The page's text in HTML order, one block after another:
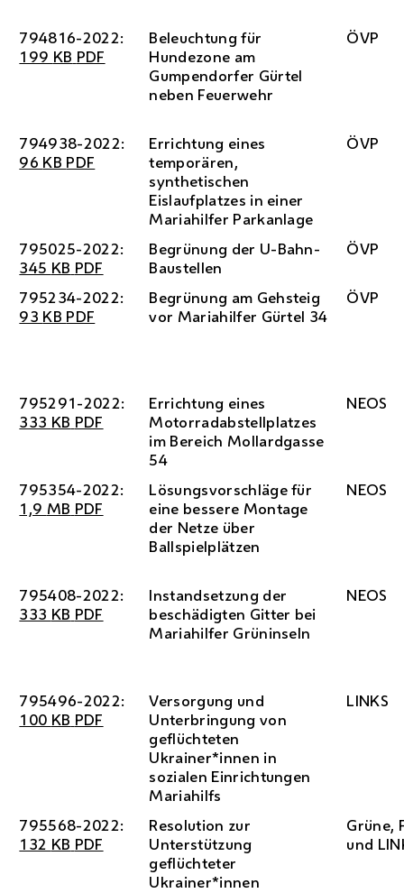
794816-2022:
199 KB PDF
Beleuchtung für
Hundezone am
Gumpendorfer Gürtel
neben Feuerwehr
ÖVP
794938-2022:
96 KB PDF
Errichtung eines
temporären,
synthetischen
Eislaufplatzes in einer
Mariahilfer Parkanlage
ÖVP
795025-2022:
345 KB PDF
Begrünung der U-Bahn-
Baustellen
ÖVP
795234-2022:
93 KB PDF
Begrünung am Gehsteig
vor Mariahilfer Gürtel 34
ÖVP
795291-2022:
333 KB PDF
Errichtung eines
Motorradabstellplatzes
im Bereich Mollardgasse
54
NEOS
795354-2022:
1,9 MB PDF
Lösungsvorschläge für
eine bessere Montage
der Netze über
Ballspielplätzen
NEOS
795408-2022:
333 KB PDF
Instandsetzung der
beschädigten Gitter bei
Mariahilfer Grüninseln
NEOS
795496-2022:
100 KB PDF
Versorgung und
Unterbringung von
geflüchteten
Ukrainer*innen in
sozialen Einrichtungen
Mariahilfs
LINKS
795568-2022:
132 KB PDF
Resolution zur
Unterstützung
geflüchteter
Ukrainer*innen
Grüne,
und